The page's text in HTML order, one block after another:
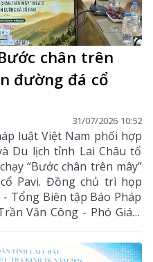
chân trên
đường đá cổ
31/07/2026 10:52
luật Việt Nam phối hợp
Du lịch tỉnh Lai Châu tổ
“Bước chân trên mây”
Pavi. Đồng chủ trì họp
Tổng Biên tập Báo Pháp
Văn Công - Phó Giám
Du lịch tỉnh Lai Châu.